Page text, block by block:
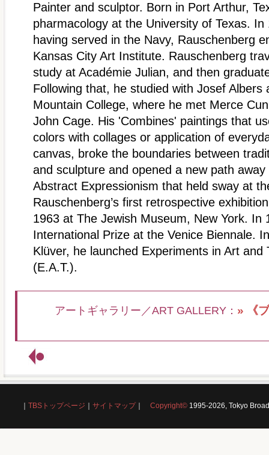
Painter and sculptor. Born in Port Arthur,
pharmacology at the University of Texas. In
having served in the Navy, Rauschenberg
Kansas City Art Institute. Rauschenberg
study at Académie Julian, and then
Following that, he studied with Josef Albers
Mountain College, where he met Merce
John Cage. His 'Combines' paintings that
colors with collages or application of
canvas, broke the boundaries between
and sculpture and opened a new path
Abstract Expressionism that held sway at
Rauschenberg’s first retrospective
1963 at The Jewish Museum, New York. In
International Prize at the Venice Biennale.
Klüver, he launched Experiments in Art and
(E.A.T.).
アートギャラリー／ART GALLERY： » 《
TBSトップページ サイトマップ｜ Copyright© 1995-2026, Tokyo